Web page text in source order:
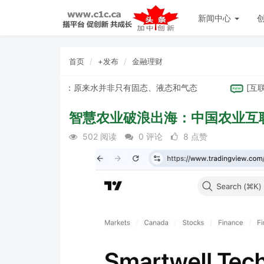
新闻中心
首页 +发布 金融理财
“第四种水”：原来水并非只有固态、液态和气态 [互联网]
智慧农业破浪出海：中国农业
502 阅读 0 评论 8 点赞